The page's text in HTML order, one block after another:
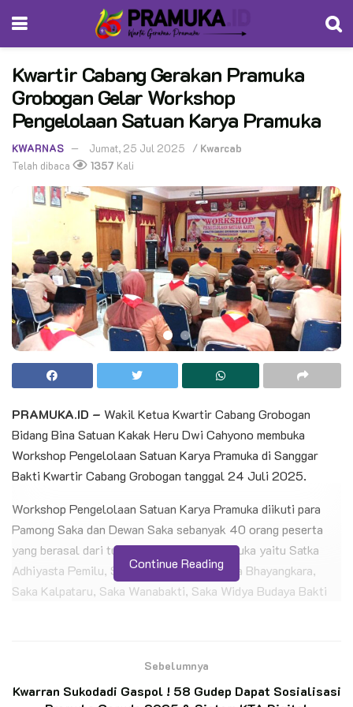
Kwartir Cabang Gerakan Pramuka
Grobogan Gelar Workshop
Pengelolaan Satuan Karya Pramuka
KWARNAS Jumat, 25 Jul 2025 / Kwarcab
Telah dibaca
1357 Kali
PRAMUKA.ID – Wakil Ketua Kwartir Cabang Grobogan
Bidang Bina Satuan Kakak Heru Dwi Cahyono membuka
Workshop Pengelolaan Satuan Karya Pramuka di Sanggar
Bakti Kwartir Cabang Grobogan tanggal 24 Juli 2025.
Workshop Pengelolaan Satuan Karya Pramuka diikuti para
Pamong Saka dan Dewan Saka sebanyak 40 orang peserta
yang berasal dari tujuh Satuan Karya Pramuka yaitu Satka
Adhiyasta Pemilu, Saka Bakti Husada, Saka Bhayangkara,
Saka Kalpataru, Saka Wanabakti, Saka Widya Budaya Bakti
Petani Penggarap Dukung Pendirian Hutan
Continue Reading
Sebelumnya
Kwarran Sukodadi Gaspol ! 58 Gudep Dapat Sosialisasi